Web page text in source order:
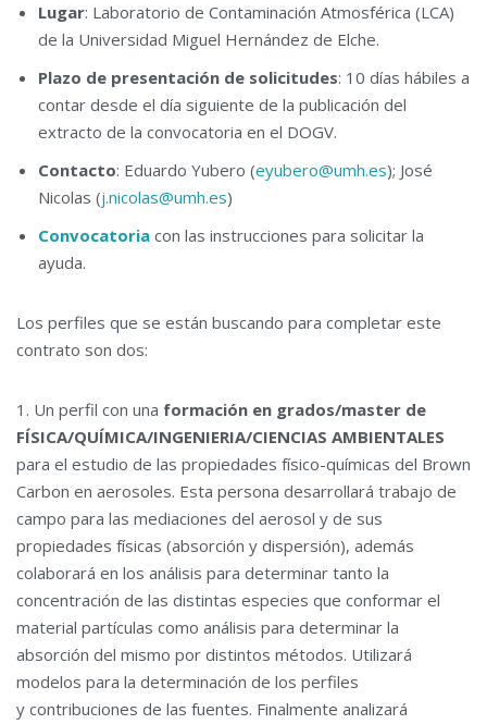
Lugar: Laboratorio de Contaminación Atmosférica (LCA)
de la Universidad Miguel Hernández de Elche.
Plazo de presentación de solicitudes: 10 días hábiles a
contar desde el día siguiente de la publicación del
extracto de la convocatoria en el DOGV.
Contacto: Eduardo Yubero (eyubero@umh.es); José
Nicolas (j.nicolas@umh.es)
Convocatoria con las instrucciones para solicitar la
ayuda.
Los perfiles que se están buscando para completar este
contrato son dos:
1. Un perfil con una formación en grados/master de
FÍSICA/QUÍMICA/INGENIERIA/CIENCIAS AMBIENTALES
para el estudio de las propiedades físico-químicas del Brown
Carbon en aerosoles. Esta persona desarrollará trabajo de
campo para las mediaciones del aerosol y de sus
propiedades físicas (absorción y dispersión), además
colaborará en los análisis para determinar tanto la
concentración de las distintas especies que conformar el
material partículas como análisis para determinar la
absorción del mismo por distintos métodos. Utilizará
modelos para la determinación de los perfiles
y contribuciones de las fuentes. Finalmente analizará